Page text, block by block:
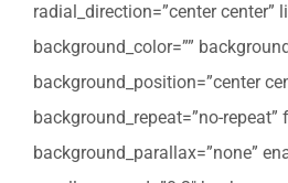
radial_direction=”center center”
background_color=””
background_position=”center
background_repeat=”no-repeat”
background_parallax=”none”